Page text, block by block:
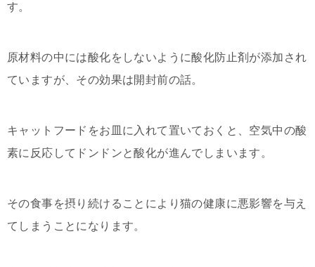
す。
原材料の中には酸化をしないように酸化防止剤が添加され
ていますが、その効果は開封前の話。
キャットフードをお皿に入れて置いておくと、空気中の酸
素に反応してドンドンと酸化が進んでしまいます。
その食事を摂り続けることにより猫の健康に悪影響を与え
てしまうことになります。